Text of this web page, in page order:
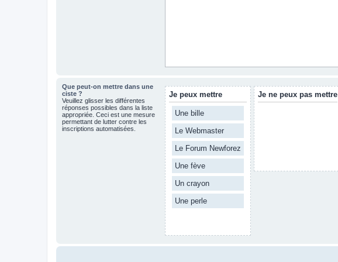
Que peut-on mettre dans une
ciste ?
Veuillez glisser les différentes
réponses possibles dans la liste
appropriée. Ceci est une mesure
permettant de lutter contre les
inscriptions automatisées.
Je peux mettre
Une bille
Le Webmaster
Le Forum Newforez
Une fève
Un crayon
Une perle
Je ne peux pas mettre